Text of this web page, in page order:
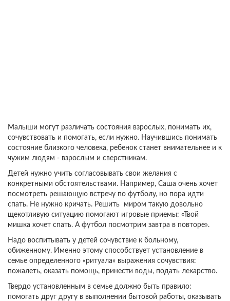
Малыши могут различать состояния взрослых, понимать их,
сочувствовать и помогать, если нужно. Научившись понимать
состояние близкого человека, ребенок станет внимательнее и к
чужим людям - взрослым и сверстникам.
Детей нужно учить согласовывать свои желания с
конкретными обстоятельствами. Например, Саша очень хочет
посмотреть решающую встречу по футболу, но пора идти
спать. Не нужно кричать. Решить миром такую довольно
щекотливую ситуацию помогают игровые приемы: «Твой
мишка хочет спать. А футбол посмотрим завтра в повторе».
Надо воспитывать у детей сочувствие к больному,
обиженному. Именно этому способствует установление в
семье определенного «ритуала» выражения сочувствия:
пожалеть, оказать помощь, принести воды, подать лекарство.
Твердо установленным в семье должно быть правило:
помогать друг другу в выполнении бытовой работы, оказывать